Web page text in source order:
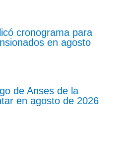
cronograma para
en agosto
de Anses de la
en agosto de 2026